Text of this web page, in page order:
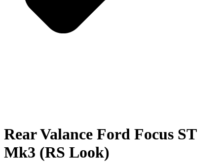
Rear Valance Ford Focus ST
Mk3 (RS Look)